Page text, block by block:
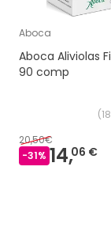
Aboca
Aboca Aliviolas
90 comp
(
20,50€
-31% 14,06 €